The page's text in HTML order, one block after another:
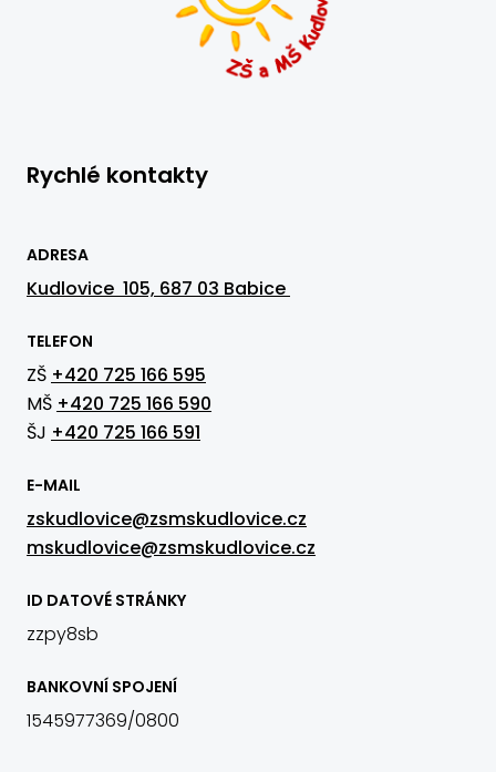
Rychlé kontakty
ADRESA
Kudlovice 105, 687 03 Babice
TELEFON
ZŠ+420 725 166 595
MŠ+420 725 166 590
ŠJ +420 725 166 591
E-MAIL
zskudlovice@zsmskudlovice.cz
mskudlovice@zsmskudlovice.cz
ID DATOVÉ STRÁNKY
zzpy8sb
BANKOVNÍ SPOJENÍ
1545977369/0800